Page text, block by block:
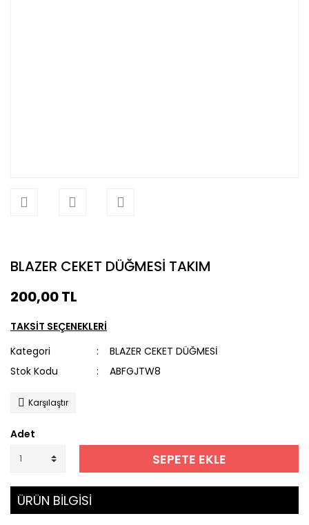
BLAZER CEKET DÜĞMESİ TAKIM
200,00 TL
TAKSİT SEÇENEKLERİ
Kategori
BLAZER CEKET DÜĞMESİ
Stok Kodu
ABFGJTW8
Karşılaştır
Adet
SEPETE EKLE
ÜRÜN BİLGİSİ